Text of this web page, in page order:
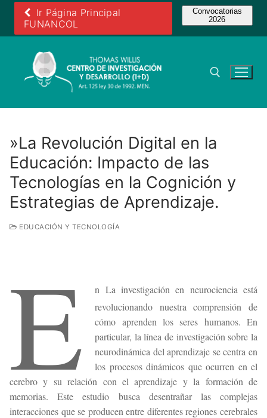
contenido
Ir Página Principal
FUNANCOL
Convocatorias
2026
»La Revolución Digital en la
Educación: Impacto de las
Tecnologías en la Cognición y
Estrategias de Aprendizaje.
EDUCACIÓN Y TECNOLOGÍA
E
n La investigación en neurociencia está
revolucionando nuestra comprensión de
cómo aprenden los seres humanos. En
particular, la línea de investigación sobre la
neurodinámica del aprendizaje se centra en
los procesos dinámicos que ocurren en el
cerebro y su relación con el aprendizaje y la formación de
memorias. Este estudio busca desentrañar las complejas
interacciones que se producen entre diferentes regiones cerebrales